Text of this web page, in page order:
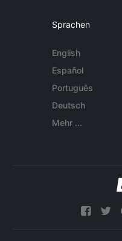
Sprachen
English
Español
Português
Deutsch
Mehr ...